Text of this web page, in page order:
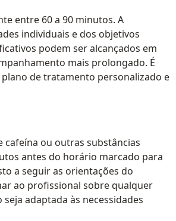
entre 60 a 90 minutos. A
individuais e dos objetivos
podem ser alcançados em
mais prolongado. É
de tratamento personalizado e
cafeína ou outras substâncias
antes do horário marcado para
a seguir as orientações do
ao profissional sobre qualquer
adaptada às necessidades